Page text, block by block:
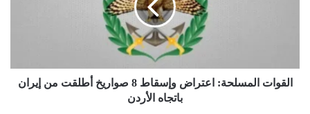
إيران
باتجاه
القوات المسلحة: اعتراض وإسقاط 8 صواريخ أطلقت من إيران
باتجاه الأردن